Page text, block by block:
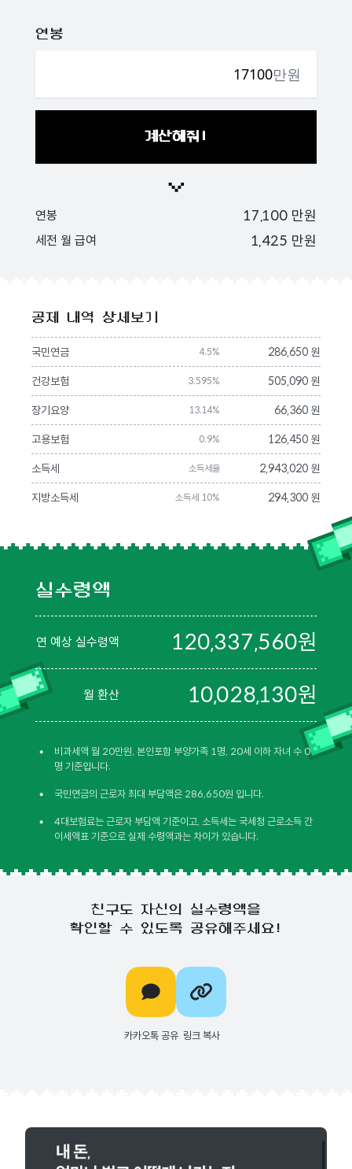
연봉
만원
계산해줘!
연봉 17,100 만원
세전 월 급여 1,425 만원
공제 내역 상세보기
국민연금 4.5% 286,650 원
건강보험 3.595% 505,090 원
장기요양 13.14% 66,360 원
고용보험 0.9% 126,450 원
소득세 소득세율 2,943,020 원
지방소득세 소득세 10% 294,300 원
실수령액
연 예상 실수령액 120,337,560원
월 환산 10,028,130원
•
비과세액 월 20만원, 본인포함 부양가족 1명, 20세 이하 자녀 수 0
명 기준입니다.
• 국민연금의 근로자 최대 부담액은 286,650원 입니다.
•
4대보험료는 근로자 부담액 기준이고, 소득세는 국세청 근로소득 간
이세액표 기준으로 실제 수령액과는 차이가 있습니다.
친구도 자신의 실수령액을
확인할 수 있도록 공유해주세요!
카카오톡 공유 링크 복사